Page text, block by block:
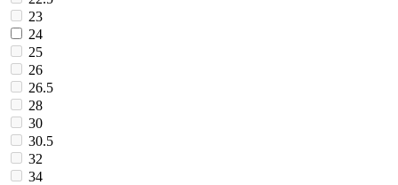
23
24
25
26
26.5
28
30
30.5
32
34